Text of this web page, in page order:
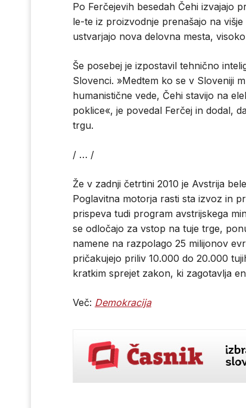
Po Ferčejevih besedah Čehi izvajajo
le-te iz proizvodnje prenašajo na
ustvarjajo nova delovna mesta,
Še posebej je izpostavil tehnično
Slovenci. »Medtem ko se v Sloveniji
humanistične vede, Čehi stavijo na
poklice«, je povedal Ferčej in dodal,
trgu.
/ … /
Že v zadnji četrtini 2010 je Avstrija
Poglavitna motorja rasti sta izvoz in
prispeva tudi program avstrijskega
se odločajo za vstop na tuje trge,
namene na razpolago 25 milijonov
pričakujejo priliv 10.000 do 20.000
kratkim sprejet zakon, ki zagotavlja
Več: Demokracija